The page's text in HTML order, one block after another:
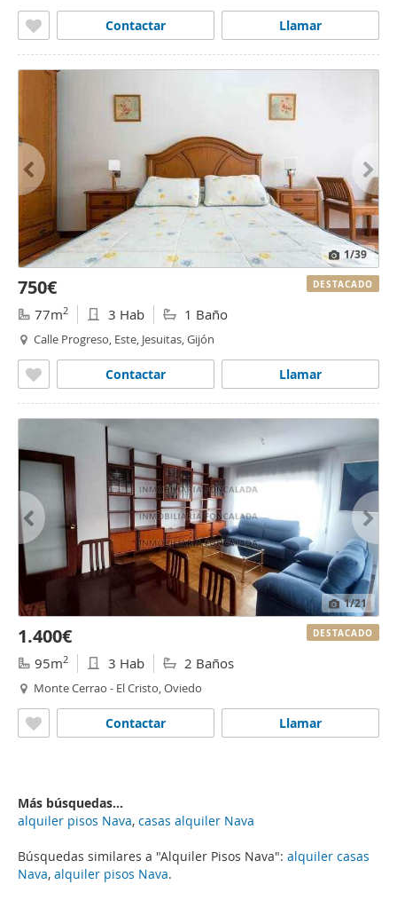
Búsquedas similares a "Alquiler Pisos Nava": alquiler casas
Nava, alquiler pisos Nava.
Llamar
Contactar
1/39
750€
77m2 3 Hab 1 Baño
Calle Progreso, Este, Jesuitas, Gijón
Llamar
Contactar
DESTACADO
1/21
1.400€
95m2 3 Hab 2 Baños
Monte Cerrao - El Cristo, Oviedo
Llamar
Contactar
DESTACADO
Más búsquedas...
alquiler pisos Nava, casas alquiler Nava